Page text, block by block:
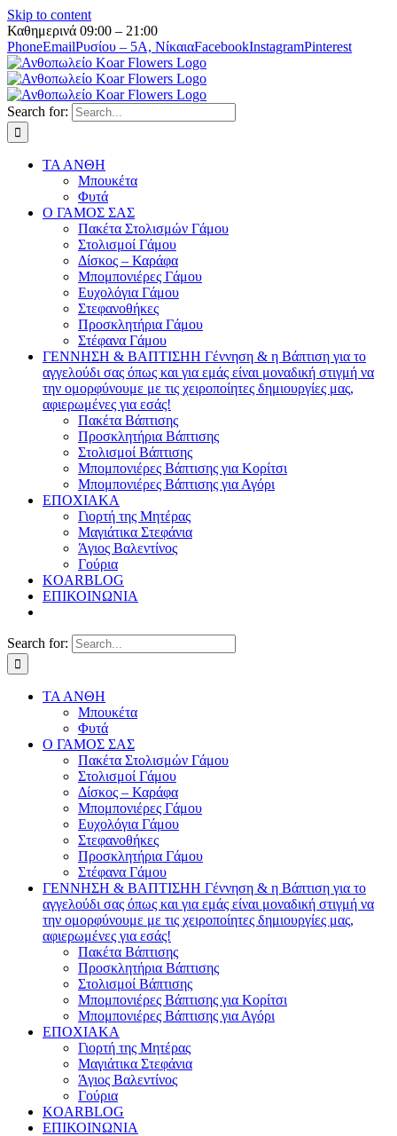
Skip to content
Καθημερινά 09:00 – 21:00
PhoneEmailΡυσίου – 5Α, ΝίκαιαFacebookInstagramPinterest
Search for:
ΤΑ ΑΝΘΗ
Μπουκέτα
Φυτά
Ο ΓΑΜΟΣ ΣΑΣ
Πακέτα Στολισμών Γάμου
Στολισμοί Γάμου
Δίσκος – Καράφα
Μπομπονιέρες Γάμου
Ευχολόγια Γάμου
Στεφανοθήκες
Προσκλητήρια Γάμου
Στέφανα Γάμου
ΓΕΝΝΗΣΗ & ΒΑΠΤΙΣΗΗ Γέννηση & η Βάπτιση για το
αγγελούδι σας όπως και για εμάς είναι μοναδική στιγμή να
την ομορφύνουμε με τις χειροποίητες δημιουργίες μας,
αφιερωμένες για εσάς!
Πακέτα Βάπτισης
Προσκλητήρια Βάπτισης
Στολισμοί Βάπτισης
Μπομπονιέρες Βάπτισης για Κορίτσι
Μπομπονιέρες Βάπτισης για Αγόρι
ΕΠΟΧΙΑΚΑ
Γιορτή της Μητέρας
Μαγιάτικα Στεφάνια
Άγιος Βαλεντίνος
Γούρια
KOARBLOG
ΕΠΙΚΟΙΝΩΝΙΑ
Search for:
ΤΑ ΑΝΘΗ
Μπουκέτα
Φυτά
Ο ΓΑΜΟΣ ΣΑΣ
Πακέτα Στολισμών Γάμου
Στολισμοί Γάμου
Δίσκος – Καράφα
Μπομπονιέρες Γάμου
Ευχολόγια Γάμου
Στεφανοθήκες
Προσκλητήρια Γάμου
Στέφανα Γάμου
ΓΕΝΝΗΣΗ & ΒΑΠΤΙΣΗΗ Γέννηση & η Βάπτιση για το
αγγελούδι σας όπως και για εμάς είναι μοναδική στιγμή να
την ομορφύνουμε με τις χειροποίητες δημιουργίες μας,
αφιερωμένες για εσάς!
Πακέτα Βάπτισης
Προσκλητήρια Βάπτισης
Στολισμοί Βάπτισης
Μπομπονιέρες Βάπτισης για Κορίτσι
Μπομπονιέρες Βάπτισης για Αγόρι
ΕΠΟΧΙΑΚΑ
Γιορτή της Μητέρας
Μαγιάτικα Στεφάνια
Άγιος Βαλεντίνος
Γούρια
KOARBLOG
ΕΠΙΚΟΙΝΩΝΙΑ